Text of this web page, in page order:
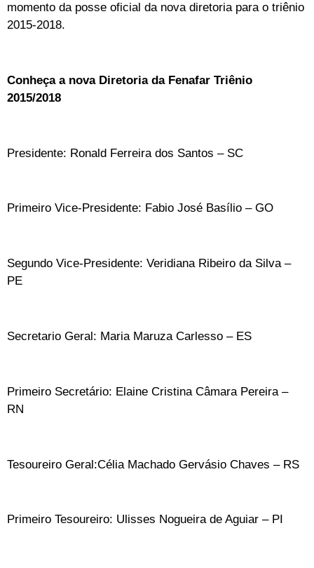
momento da posse oficial da nova diretoria para o triênio
2015-2018.
Conheça a nova Diretoria da Fenafar Triênio
2015/2018
Presidente: Ronald Ferreira dos Santos – SC
Primeiro Vice-Presidente: Fabio José Basílio – GO
Segundo Vice-Presidente: Veridiana Ribeiro da Silva –
PE
Secretario Geral: Maria Maruza Carlesso – ES
Primeiro Secretário: Elaine Cristina Câmara Pereira –
RN
Tesoureiro Geral:Célia Machado Gervásio Chaves – RS
Primeiro Tesoureiro: Ulisses Nogueira de Aguiar – PI